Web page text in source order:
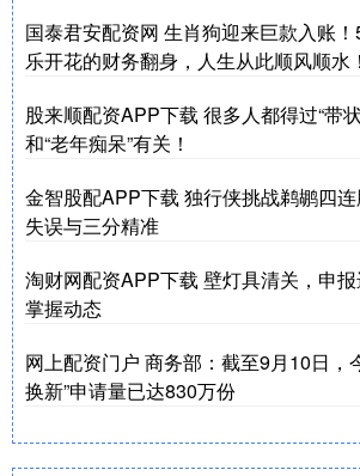
国泰君安配资网 生肖狗迎来巨款入账！
乐开花的财务翻身，人生从此顺风顺水！
股来顺配资APP下载 很多人都得过“带
和“老年痴呆”有关！
金智股配APP下载 独行侠挑战鹈鹕四
失误与三分精准
淘财网配资APP下载 壁灯具清关，申
掌握动态
网上配资门户 商务部：截至9月10日，
换新”申请量已达830万份